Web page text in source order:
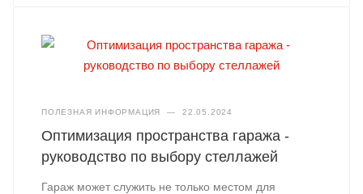
ПОЛЕЗНАЯ ИНФОРМАЦИЯ — 22.05.2024
Оптимизация пространства гаража -
руководство по выбору стеллажей
Гараж может служить не только местом для